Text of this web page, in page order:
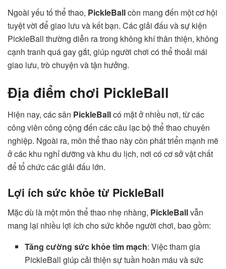
Ngoài yếu tố thể thao, PickleBallcòn mang đến một cơ hội
tuyệt vời để giao lưu và kết bạn. Các giải đấu và sự kiện
PickleBall thường diễn ra trong không khí thân thiện, không
cạnh tranh quá gay gắt, giúp người chơi có thể thoải mái
giao lưu, trò chuyện và tận hưởng.
Địa điểm chơi PickleBall
Hiện nay, các sân PickleBallcó mặt ở nhiều nơi, từ các
công viên công cộng đến các câu lạc bộ thể thao chuyên
nghiệp. Ngoài ra, môn thể thao này còn phát triển mạnh mẽ
ở các khu nghỉ dưỡng và khu du lịch, nơi có cơ sở vật chất
để tổ chức các giải đấu lớn.
Lợi ích sức khỏe từ PickleBall
Mặc dù là một môn thể thao nhẹ nhàng, PickleBallvẫn
mang lại nhiều lợi ích cho sức khỏe người chơi, bao gồm:
Tăng cường sức khỏe tim mạch: Việc tham gia
PickleBall giúp cải thiện sự tuần hoàn máu và sức